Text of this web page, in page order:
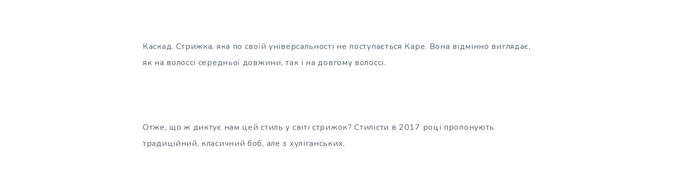
Каскад. Стрижка, яка по своїй універсальності не поступається Каре. Вона відмінно виглядає,
як на волоссі середньої довжини, так і на довгому волоссі.
Отже, що ж диктує нам цей стиль у світі стрижок? Стилісти в 2017 році пропонують
традиційний, класичний боб, але з хуліганських,